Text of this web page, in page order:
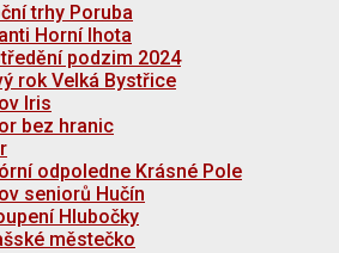
trhy Poruba
Horní lhota
podzim 2024
rok Velká Bystřice
Iris
bez hranic
odpoledne Krásné Pole
seniorů Hučín
Hlubočky
městečko